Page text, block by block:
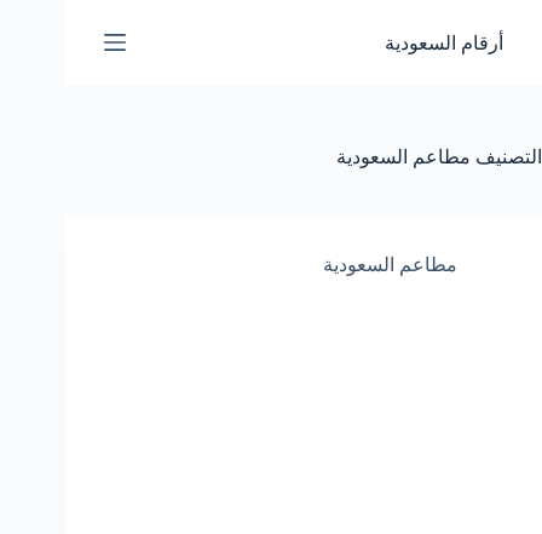
المحتوى
أرقام السعودية
التصنيف مطاعم السعودية
مطاعم السعودية